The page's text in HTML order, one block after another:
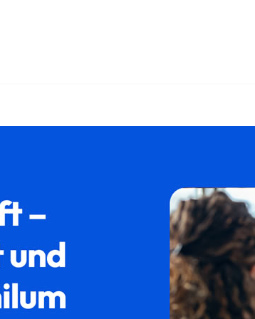
➡️ 𝐟𝐚𝐦𝐢𝐥𝐮𝐦, Ihr Rechtsanwalt. Wir setzen